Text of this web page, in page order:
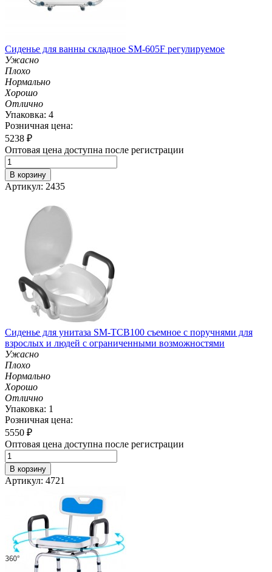
Сиденье для ванны складное SM-605F регулируемое
Ужасно
Плохо
Нормально
Хорошо
Отлично
Упаковка: 4
Розничная цена:
5238 ₽
Оптовая цена доступна после регистрации
В корзину
Артикул: 2435
Сиденье для унитаза SM-TCB100 съемное с поручнями для
взрослых и людей с ограниченными возможностями
Ужасно
Плохо
Нормально
Хорошо
Отлично
Упаковка: 1
Розничная цена:
5550 ₽
Оптовая цена доступна после регистрации
В корзину
Артикул: 4721